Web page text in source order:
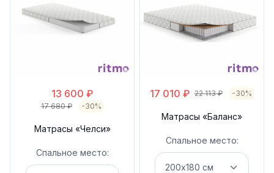
13 600 ₽
17 680₽ -30%
Матрасы «Челси»
Спальное место:
17 010 ₽ 22 113₽ -30%
Матрасы «Баланс»
Спальное место: